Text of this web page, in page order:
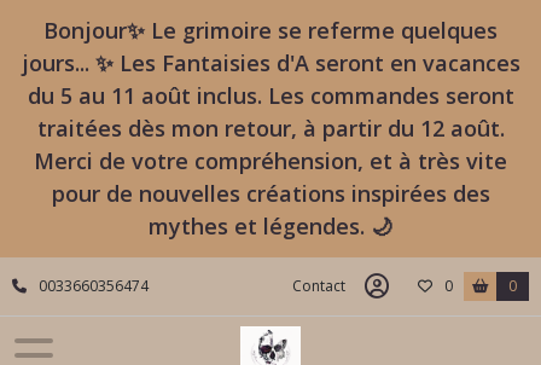
Bonjour✨ Le grimoire se referme quelques
jours... ✨ Les Fantaisies d'A seront en vacances
du 5 au 11 août inclus. Les commandes seront
traitées dès mon retour, à partir du 12 août.
Merci de votre compréhension, et à très vite
pour de nouvelles créations inspirées des
mythes et légendes. 🌙
0033660356474 Contact 0 0